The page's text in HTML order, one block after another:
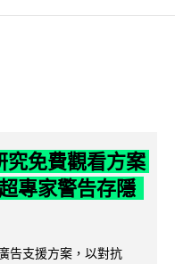
免費觀看方案
專家警告存隱
告支援方案，以對抗